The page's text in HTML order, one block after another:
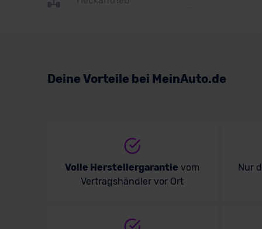
Volvo
Deine Vorteile bei MeinAuto.de
Volle Herstellergarantie vom
Vertragshändler vor Ort
Nur